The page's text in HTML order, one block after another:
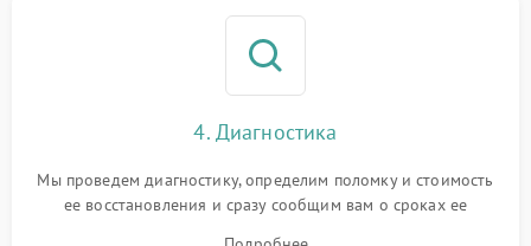
4. Диагностика
Мы проведем диагностику, определим поломку и стоимость
ее восстановления и сразу сообщим вам о сроках ее